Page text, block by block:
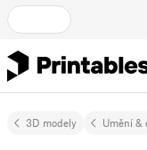
3D modely Umění &